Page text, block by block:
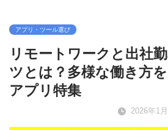
アプリ・ツール選び
リモートワークと出社
ツとは？多様な働き方
アプリ特集
2026年1